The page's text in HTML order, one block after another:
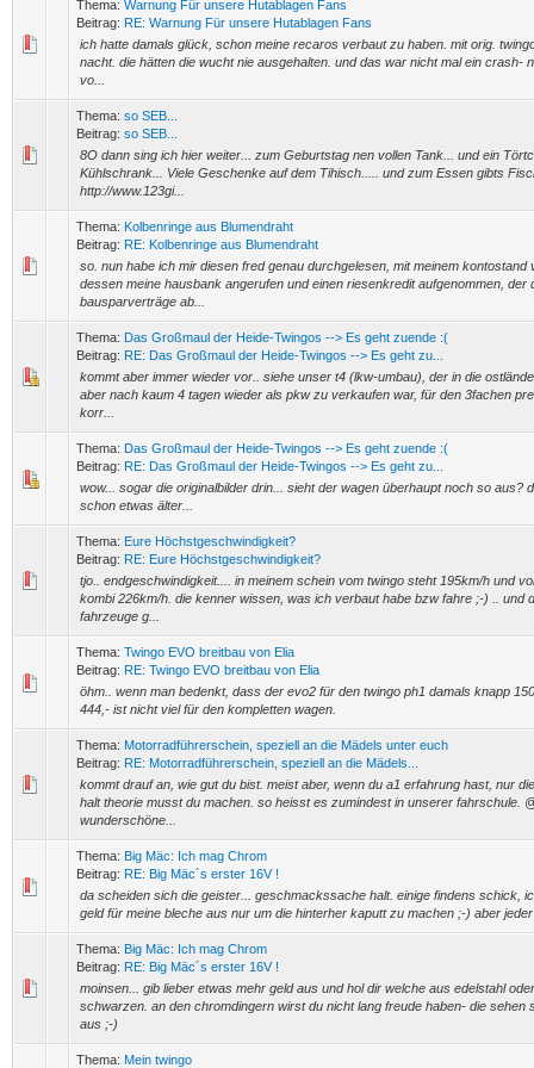
Thema: Warnung Für unsere Hutablagen Fans
Beitrag: RE: Warnung Für unsere Hutablagen Fans
ich hatte damals glück, schon meine recaros verbaut zu haben. mit orig.
nacht. die hätten die wucht nie ausgehalten. und das war nicht mal ein crash-
vo...
Thema: so SEB...
Beitrag: so SEB...
8O dann sing ich hier weiter... zum Geburtstag nen vollen Tank... und ein
Kühlschrank... Viele Geschenke auf dem Tihisch..... und zum Essen gibts
http://www.123gi...
Thema: Kolbenringe aus Blumendraht
Beitrag: RE: Kolbenringe aus Blumendraht
so. nun habe ich mir diesen fred genau durchgelesen, mit meinem kontostand
dessen meine hausbank angerufen und einen riesenkredit aufgenommen, der
bausparverträge ab...
Thema: Das Großmaul der Heide-Twingos --> Es geht zuende :(
Beitrag: RE: Das Großmaul der Heide-Twingos --> Es geht zu...
kommt aber immer wieder vor.. siehe unser t4 (lkw-umbau), der in die
aber nach kaum 4 tagen wieder als pkw zu verkaufen war, für den 3fachen
korr...
Thema: Das Großmaul der Heide-Twingos --> Es geht zuende :(
Beitrag: RE: Das Großmaul der Heide-Twingos --> Es geht zu...
wow... sogar die originalbilder drin... sieht der wagen überhaupt noch so aus?
schon etwas älter...
Thema: Eure Höchstgeschwindigkeit?
Beitrag: RE: Eure Höchstgeschwindigkeit?
tjo.. endgeschwindigkeit.... in meinem schein vom twingo steht 195km/h und
kombi 226km/h. die kenner wissen, was ich verbaut habe bzw fahre ;-) .. und
fahrzeuge g...
Thema: Twingo EVO breitbau von Elia
Beitrag: RE: Twingo EVO breitbau von Elia
öhm.. wenn man bedenkt, dass der evo2 für den twingo ph1 damals knapp
444,- ist nicht viel für den kompletten wagen.
Thema: Motorradführerschein, speziell an die Mädels unter euch
Beitrag: RE: Motorradführerschein, speziell an die Mädels...
kommt drauf an, wie gut du bist. meist aber, wenn du a1 erfahrung hast, nur
halt theorie musst du machen. so heisst es zumindest in unserer fahrschule.
wunderschöne...
Thema: Big Mäc: Ich mag Chrom
Beitrag: RE: Big Mäc´s erster 16V !
da scheiden sich die geister... geschmackssache halt. einige findens schick,
geld für meine bleche aus nur um die hinterher kaputt zu machen ;-) aber
Thema: Big Mäc: Ich mag Chrom
Beitrag: RE: Big Mäc´s erster 16V !
moinsen... gib lieber etwas mehr geld aus und hol dir welche aus edelstahl
schwarzen. an den chromdingern wirst du nicht lang freude haben- die sehen
aus ;-)
Thema: Mein twingo